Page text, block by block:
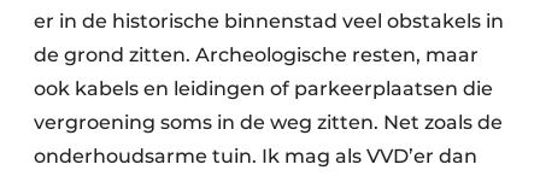
er in de historische binnenstad veel obstakels in
de grond zitten. Archeologische resten, maar
ook kabels en leidingen of parkeerplaatsen die
vergroening soms in de weg zitten. Net zoals de
onderhoudsarme tuin. Ik mag als VVD’er dan